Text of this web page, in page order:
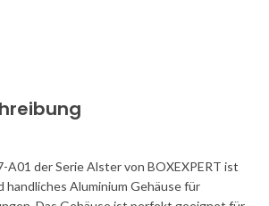
A01 der Serie Alster von BOXEXPERT ist
handliches Aluminium Gehäuse für